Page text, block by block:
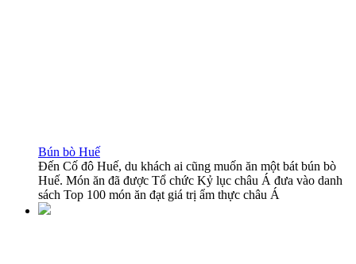
Bún bò Huế
Đến Cố đô Huế, du khách ai cũng muốn ăn một bát bún bò
Huế. Món ăn đã được Tổ chức Kỷ lục châu Á đưa vào danh
sách Top 100 món ăn đạt giá trị ẩm thực châu Á